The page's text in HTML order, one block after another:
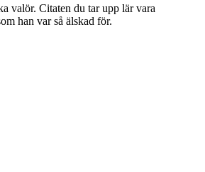
valör. Citaten du tar upp lär vara
han var så älskad för.